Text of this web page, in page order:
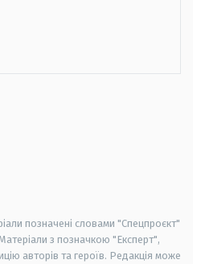
позначені словами "Спецпроєкт"
з позначкою "Експерт",
авторів та героїв. Редакція може